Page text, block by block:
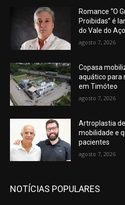
Romance “O
Proibidas” é
do Vale do Aço
agosto 7, 2026
Copasa
aquático para
em Timóteo
agosto 7, 2026
Artroplastia
mobilidade e
pacientes
agosto 7, 2026
NOTÍCIAS POPULARES